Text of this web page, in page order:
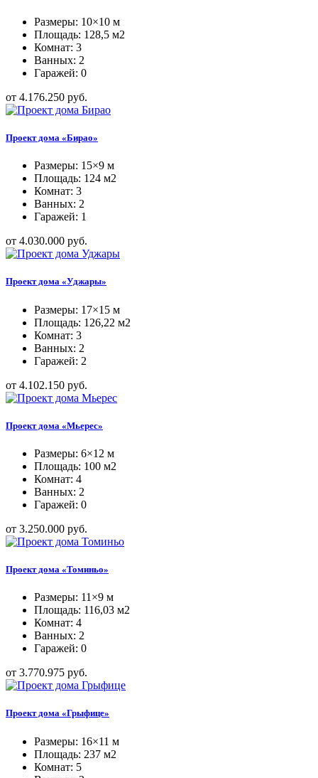
Размеры: 10×10 м
Площадь: 128,5 м2
Комнат: 3
Ванных: 2
Гаражей: 0
от 4.176.250 руб.
Проект дома «Бирао»
Размеры: 15×9 м
Площадь: 124 м2
Комнат: 3
Ванных: 2
Гаражей: 1
от 4.030.000 руб.
Проект дома «Уджары»
Размеры: 17×15 м
Площадь: 126,22 м2
Комнат: 3
Ванных: 2
Гаражей: 2
от 4.102.150 руб.
Проект дома «Мьерес»
Размеры: 6×12 м
Площадь: 100 м2
Комнат: 4
Ванных: 2
Гаражей: 0
от 3.250.000 руб.
Проект дома «Томиньо»
Размеры: 11×9 м
Площадь: 116,03 м2
Комнат: 4
Ванных: 2
Гаражей: 0
от 3.770.975 руб.
Проект дома «Грыфице»
Размеры: 16×11 м
Площадь: 237 м2
Комнат: 5